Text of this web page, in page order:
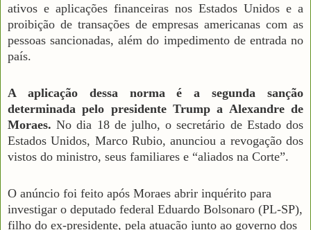
ativos e aplicações financeiras nos Estados Unidos e a
proibição de transações de empresas americanas com as
pessoas sancionadas, além do impedimento de entrada no
país.
A aplicação dessa norma é a segunda sanção
determinada pelo presidente Trump a Alexandre de
Moraes. No dia 18 de julho, o secretário de Estado dos
Estados Unidos, Marco Rubio, anunciou a revogação dos
vistos do ministro, seus familiares e “aliados na Corte”.
O anúncio foi feito após Moraes abrir inquérito para
investigar o deputado federal Eduardo Bolsonaro (PL-SP),
filho do ex-presidente, pela atuação junto ao governo dos